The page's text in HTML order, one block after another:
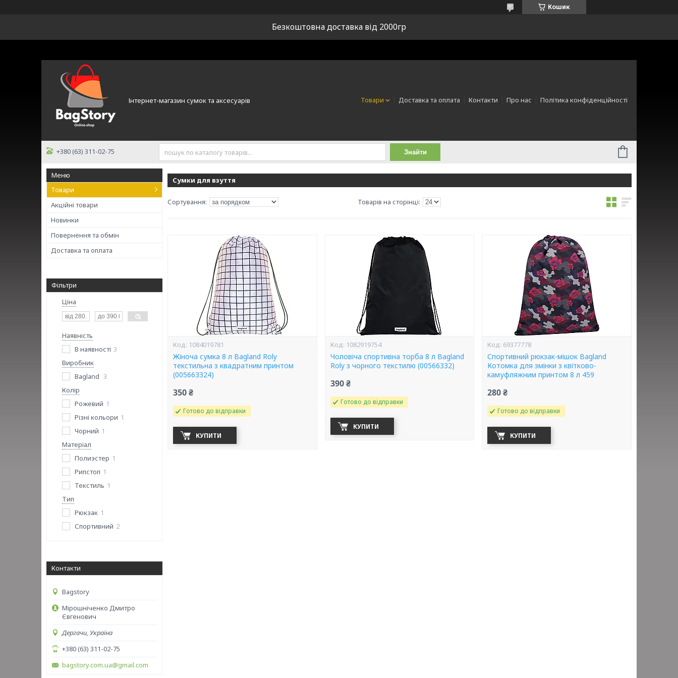
Кошик
Безкоштовна доставка від 2000гр
Інтернет-магазин сумок та аксесуарів Товари Доставка та оплата Контакти Про нас Політика конфіденційності
+380 (63) 311-02-75 Знайти
Товари
Акційні товари
Новинки
Повернення та обмін
Доставка та оплата
Фільтри
Ціна
Наявність
В наявності 3
Виробник
Bagland 3
Колір
Рожевий 1
Різні кольори 1
Чорний 1
Матеріал
Полиэстер 1
Рипстоп 1
Текстиль 1
Тип
Рюкзак 1
Спортивний 2
Контакти
Bagstory
Мірошніченко Дмитро
Євгенович
Дергачи, Україна
+380 (63) 311-02-75
bagstory.com.ua@gmail.com
Сумки для взуття
1084019781
Жіноча сумка 8 л Bagland Roly
текстильна з квадратним принтом
(005663324)
350 ₴
Готово до відправки
КУПИТИ
1082919754
Чоловіча спортивна торба 8 л Bagland
Roly з чорного текстилю (00566332)
390 ₴
Готово до відправки
КУПИТИ
69377778
Спортивний рюкзак-мішок Bagland
Котомка для змінки з квітково-
камуфляжним принтом 8 л 459
280 ₴
Готово до відправки
КУПИТИ